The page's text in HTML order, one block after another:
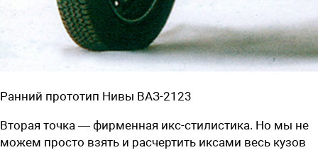
Ранний прототип Нивы ВАЗ-2123
Вторая точка — фирменная икс-стилистика. Но мы не
можем просто взять и расчертить иксами весь кузов